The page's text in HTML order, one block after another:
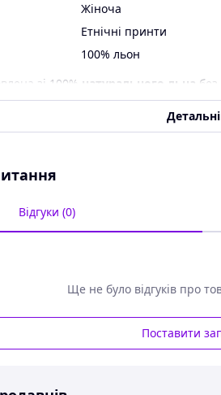
Жіноча
Етнічні принти
100% льон
зі 100% натурального льна
для продажу, так не
від виробника.
із 100% натурального льону
є ексклюзивом. Наші вишиванки
70 см
Відгуки (0)
Ще не було відгуків про
Поставити